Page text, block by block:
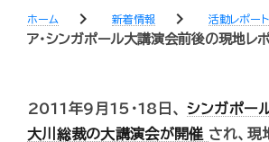
ホーム chevron_right 新着情報 chevron_right 活動レポート
ア・シンガポール大講演会前後の現地レ
2011年9月15・18日、シンガポー
大川総裁の大講演会が開催 され、現